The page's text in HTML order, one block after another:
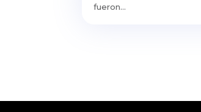
fueron...